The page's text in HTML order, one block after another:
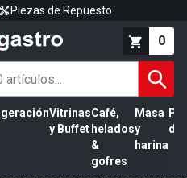
Piezas de Repuesto
0
Vitrinas
y Buffet
Café,
helados
&
gofres
Masa
y
harina
de